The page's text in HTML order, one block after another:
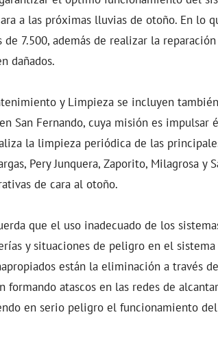
a las próximas lluvias de otoño. En lo
7.500, además de realizar la
dañados.
y Limpieza se incluyen
San Fernando, cuya misión es impulsar
la limpieza periódica de las
Pery Junquera, Zaporito, Milagrosa y
de cara al otoño.
que el uso inadecuado de los
y situaciones de peligro en el
están la eliminación a través
formando atascos en las redes de
en serio peligro el funcionamiento